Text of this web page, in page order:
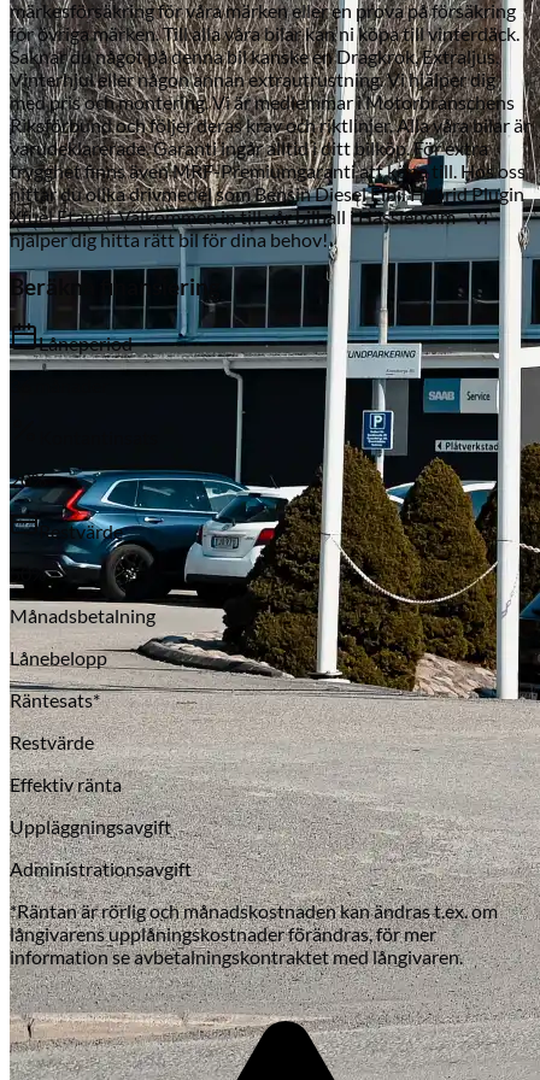
Subaru
märkesförsäkring för våra märken eller en prova på försäkring
för övriga märken. Till alla våra bilar kan ni köpa till vinterdäck.
Saknar du något på denna bil kanske en Dragkrok, Extraljus,
Vinterhjul eller någon annan extrautrustning. Vi hjälper dig
med pris och montering. Vi är medlemmar i Motorbranschens
Riksförbund och följer deras krav och riktlinjer. Alla våra bilar är
varudeklarerade. Garanti ingår alltid i ditt bilköp. För extra
trygghet finns även MRF-Premiumgaranti att köpa till. Hos oss
hittar du olika drivmedel som Bensin Diesel Elbil Hybrid Plugin
Xfuel Etanol. Välkommen in till vår bilhall i Hässleholm – vi
hjälper dig hitta rätt bil för dina behov!
Beräkna finansiering
Låneperiod
20%
Restvärde
%
Månadsbetalning
Lånebelopp
Räntesats*
Restvärde
Effektiv ränta
Uppläggningsavgift
Administrationsavgift
*Räntan är rörlig och månadskostnaden kan ändras t.ex. om
långivarens upplåningskostnader förändras, för mer
information se avbetalningskontraktet med långivaren.